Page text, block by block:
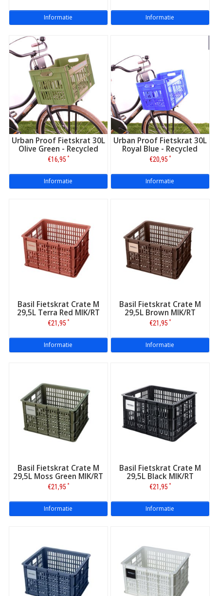
Informatie Informatie
Urban Proof Fietskrat 30L
Olive Green - Recycled
€16,95 *
Informatie
Urban Proof Fietskrat 30L
Royal Blue - Recycled
€20,95 *
Informatie
Basil Fietskrat Crate M
29,5L Terra Red MIK/RT
€21,95 *
Informatie
Basil Fietskrat Crate M
29,5L Brown MIK/RT
€21,95 *
Informatie
Basil Fietskrat Crate M
29,5L Moss Green MIK/RT
€21,95 *
Informatie
Basil Fietskrat Crate M
29,5L Black MIK/RT
€21,95 *
Informatie